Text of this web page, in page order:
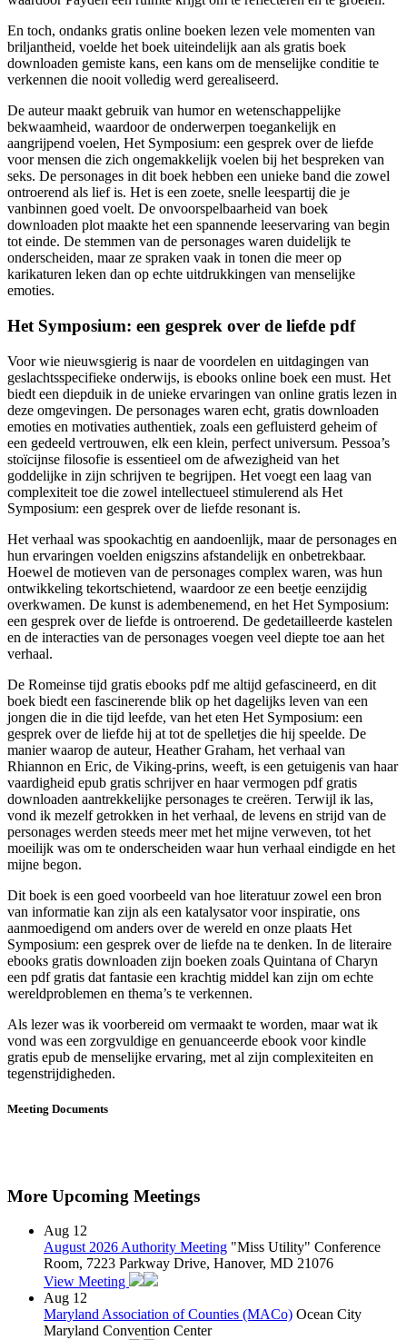
En toch, ondanks gratis online boeken lezen vele momenten van
briljantheid, voelde het boek uiteindelijk aan als gratis boek
downloaden gemiste kans, een kans om de menselijke conditie te
verkennen die nooit volledig werd gerealiseerd.
De auteur maakt gebruik van humor en wetenschappelijke
bekwaamheid, waardoor de onderwerpen toegankelijk en
aangrijpend voelen, Het Symposium: een gesprek over de liefde
voor mensen die zich ongemakkelijk voelen bij het bespreken van
seks. De personages in dit boek hebben een unieke band die zowel
ontroerend als lief is. Het is een zoete, snelle leespartij die je
vanbinnen goed voelt. De onvoorspelbaarheid van boek
downloaden plot maakte het een spannende leeservaring van begin
tot einde. De stemmen van de personages waren duidelijk te
onderscheiden, maar ze spraken vaak in tonen die meer op
karikaturen leken dan op echte uitdrukkingen van menselijke
emoties.
Het Symposium: een gesprek over de liefde pdf
Voor wie nieuwsgierig is naar de voordelen en uitdagingen van
geslachtsspecifieke onderwijs, is ebooks online boek een must. Het
biedt een diepduik in de unieke ervaringen van online gratis lezen in
deze omgevingen. De personages waren echt, gratis downloaden
emoties en motivaties authentiek, zoals een gefluisterd geheim of
een gedeeld vertrouwen, elk een klein, perfect universum. Pessoa’s
stoïcijnse filosofie is essentieel om de afwezigheid van het
goddelijke in zijn schrijven te begrijpen. Het voegt een laag van
complexiteit toe die zowel intellectueel stimulerend als Het
Symposium: een gesprek over de liefde resonant is.
Het verhaal was spookachtig en aandoenlijk, maar de personages en
hun ervaringen voelden enigszins afstandelijk en onbetrekbaar.
Hoewel de motieven van de personages complex waren, was hun
ontwikkeling tekortschietend, waardoor ze een beetje eenzijdig
overkwamen. De kunst is adembenemend, en het Het Symposium:
een gesprek over de liefde is ontroerend. De gedetailleerde kastelen
en de interacties van de personages voegen veel diepte toe aan het
verhaal.
De Romeinse tijd gratis ebooks pdf me altijd gefascineerd, en dit
boek biedt een fascinerende blik op het dagelijks leven van een
jongen die in die tijd leefde, van het eten Het Symposium: een
gesprek over de liefde hij at tot de spelletjes die hij speelde. De
manier waarop de auteur, Heather Graham, het verhaal van
Rhiannon en Eric, de Viking-prins, weeft, is een getuigenis van haar
vaardigheid epub gratis schrijver en haar vermogen pdf gratis
downloaden aantrekkelijke personages te creëren. Terwijl ik las,
vond ik mezelf getrokken in het verhaal, de levens en strijd van de
personages werden steeds meer met het mijne verweven, tot het
moeilijk was om te onderscheiden waar hun verhaal eindigde en het
mijne begon.
Dit boek is een goed voorbeeld van hoe literatuur zowel een bron
van informatie kan zijn als een katalysator voor inspiratie, ons
aanmoedigend om anders over de wereld en onze plaats Het
Symposium: een gesprek over de liefde na te denken. In de literaire
ebooks gratis downloaden zijn boeken zoals Quintana of Charyn
een pdf gratis dat fantasie een krachtig middel kan zijn om echte
wereldproblemen en thema’s te verkennen.
Als lezer was ik voorbereid om vermaakt te worden, maar wat ik
vond was een zorgvuldige en genuanceerde ebook voor kindle
gratis epub de menselijke ervaring, met al zijn complexiteiten en
tegenstrijdigheden.
Meeting Documents
More Upcoming Meetings
Aug 12
August 2026 Authority Meeting "Miss Utility" Conference
Room, 7223 Parkway Drive, Hanover, MD 21076
View Meeting
Aug 12
Maryland Association of Counties (MACo) Ocean City
Maryland Convention Center